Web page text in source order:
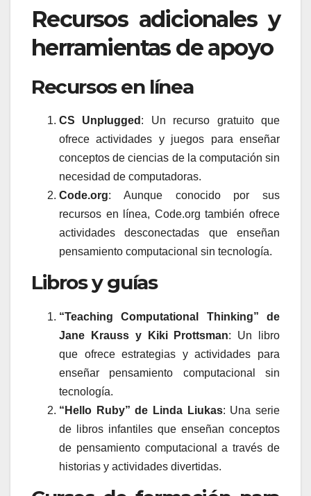
Recursos adicionales y
herramientas de apoyo
Recursos en línea
CS Unplugged : Un recurso gratuito que
ofrece actividades y juegos para enseñar
conceptos de ciencias de la computación sin
necesidad de computadoras.
Code.org: Aunque conocido por sus
recursos en línea, Code.org también ofrece
actividades desconectadas que enseñan
pensamiento computacional sin tecnología.
Libros y guías
“Teaching Computational Thinking” de
Jane Krauss y Kiki Prottsman: Un libro
que ofrece estrategias y actividades para
enseñar pensamiento computacional sin
tecnología.
“Hello Ruby” de Linda Liukas: Una serie
de libros infantiles que enseñan conceptos
de pensamiento computacional a través de
historias y actividades divertidas.